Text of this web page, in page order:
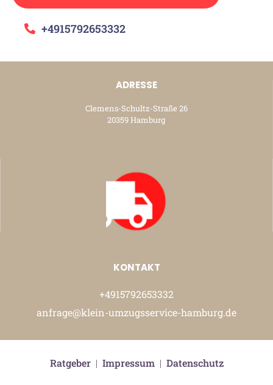
+4915792653332
ADRESSE
Clemens-Schultz-Straße 26
20359 Hamburg
KONTAKT
+4915792653332
anfrage@klein-umzugsservice-hamburg.de
Ratgeber| Impressum| Datenschutz